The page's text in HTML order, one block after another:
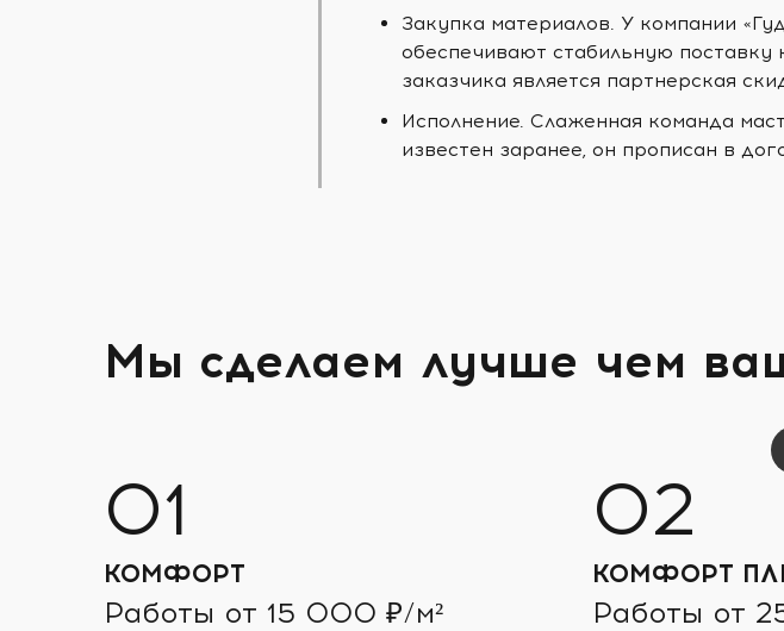
Закупка материалов. У компании
обеспечивают стабильную поставку
заказчика является партнерская
Исполнение. Слаженная команда
известен заранее, он прописан в
Мы сделаем лучше чем
КОМФОРТ
Работы от 15 000 ₽/м²
КОМФОРТ
Работы от